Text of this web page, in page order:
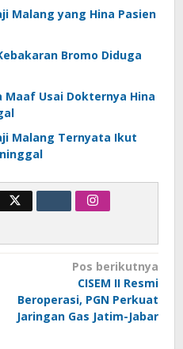
Malang yang Hina Pasien
Bromo Diduga
Usai Dokternya Hina
Malang Ternyata Ikut
Pos berikutnya
CISEM II Resmi
Beroperasi, PGN Perkuat
Jaringan Gas Jatim-Jabar